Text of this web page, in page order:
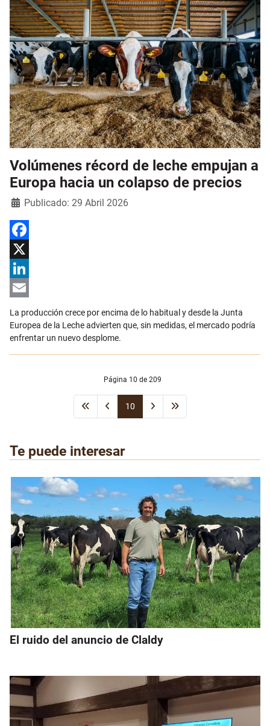
Volúmenes récord de leche empujan a
Europa hacia un colapso de precios
DetallesPublicado: 29 Abril 2026
Facebook
X
LinkedIn
Email
La producción crece por encima de lo habitual y desde la Junta
Europea de la Leche advierten que, sin medidas, el mercado podría
enfrentar un nuevo desplome.
Página 10 de 209
10
Te puede interesar
El ruido del anuncio de Claldy